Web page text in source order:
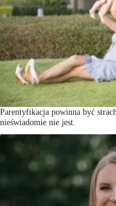
Parentyfikacja powinna być
nieświadomie nie jest.